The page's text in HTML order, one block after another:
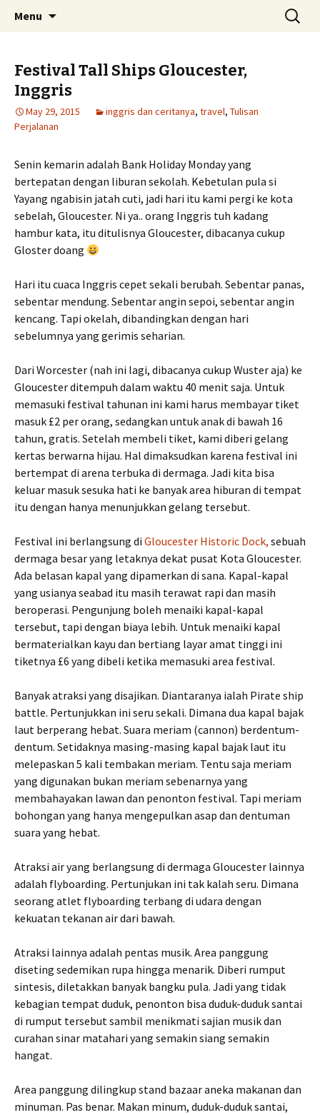
Menu
Search
for:
Festival Tall Ships Gloucester,
Inggris
May 29, 2015 inggris dan ceritanya, travel, Tulisan
Perjalanan
Senin kemarin adalah Bank Holiday Monday yang
bertepatan dengan liburan sekolah. Kebetulan pula si
Yayang ngabisin jatah cuti, jadi hari itu kami pergi ke kota
sebelah, Gloucester. Ni ya.. orang Inggris tuh kadang
hambur kata, itu ditulisnya Gloucester, dibacanya cukup
Gloster doang
Hari itu cuaca Inggris cepet sekali berubah. Sebentar panas,
sebentar mendung. Sebentar angin sepoi, sebentar angin
kencang. Tapi okelah, dibandingkan dengan hari
sebelumnya yang gerimis seharian.
Dari Worcester (nah ini lagi, dibacanya cukup Wuster aja) ke
Gloucester ditempuh dalam waktu 40 menit saja. Untuk
memasuki festival tahunan ini kami harus membayar tiket
masuk £2 per orang, sedangkan untuk anak di bawah 16
tahun, gratis. Setelah membeli tiket, kami diberi gelang
kertas berwarna hijau. Hal dimaksudkan karena festival ini
bertempat di arena terbuka di dermaga. Jadi kita bisa
keluar masuk sesuka hati ke banyak area hiburan di tempat
itu dengan hanya menunjukkan gelang tersebut.
Festival ini berlangsung di Gloucester Historic Dock, sebuah
dermaga besar yang letaknya dekat pusat Kota Gloucester.
Ada belasan kapal yang dipamerkan di sana. Kapal-kapal
yang usianya seabad itu masih terawat rapi dan masih
beroperasi. Pengunjung boleh menaiki kapal-kapal
tersebut, tapi dengan biaya lebih. Untuk menaiki kapal
bermaterialkan kayu dan bertiang layar amat tinggi ini
tiketnya £6 yang dibeli ketika memasuki area festival.
Banyak atraksi yang disajikan. Diantaranya ialah Pirate ship
battle. Pertunjukkan ini seru sekali. Dimana dua kapal bajak
laut berperang hebat. Suara meriam (cannon) berdentum-
dentum. Setidaknya masing-masing kapal bajak laut itu
melepaskan 5 kali tembakan meriam. Tentu saja meriam
yang digunakan bukan meriam sebenarnya yang
membahayakan lawan dan penonton festival. Tapi meriam
bohongan yang hanya mengepulkan asap dan dentuman
suara yang hebat.
Atraksi air yang berlangsung di dermaga Gloucester lainnya
adalah flyboarding. Pertunjukan ini tak kalah seru. Dimana
seorang atlet flyboarding terbang di udara dengan
kekuatan tekanan air dari bawah.
Atraksi lainnya adalah pentas musik. Area panggung
diseting sedemikan rupa hingga menarik. Diberi rumput
sintesis, diletakkan banyak bangku pula. Jadi yang tidak
kebagian tempat duduk, penonton bisa duduk-duduk santai
di rumput tersebut sambil menikmati sajian musik dan
curahan sinar matahari yang semakin siang semakin
hangat.
Area panggung dilingkup stand bazaar aneka makanan dan
minuman. Pas benar. Makan minum, duduk-duduk santai,